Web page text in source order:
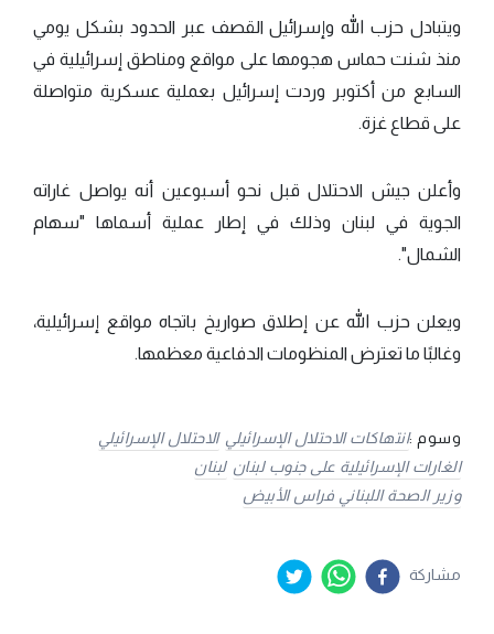
ويتبادل حزب الله وإسرائيل القصف عبر الحدود بشكل يومي
منذ شنت حماس هجومها على مواقع ومناطق إسرائيلية في
السابع من أكتوبر وردت إسرائيل بعملية عسكرية متواصلة
على قطاع غزة.
وأعلن جيش الاحتلال قبل نحو أسبوعين أنه يواصل غاراته
الجوية في لبنان وذلك في إطار عملية أسماها "سهام
الشمال".
ويعلن حزب الله عن إطلاق صواريخ باتجاه مواقع إسرائيلية،
وغالبًا ما تعترض المنظومات الدفاعية معظمها.
وسوم :انتهاكات الاحتلال الإسرائيلي الاحتلال الإسرائيلي
الغارات الإسرائيلية على جنوب لبنان لبنان
وزير الصحة اللبناني فراس الأبيض
مشاركة